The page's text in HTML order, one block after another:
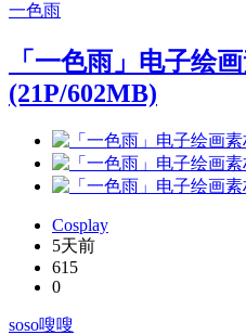
一色雨
「一色雨」电子绘
(21P/602MB)
Cosplay
5天前
615
0
soso嗖嗖